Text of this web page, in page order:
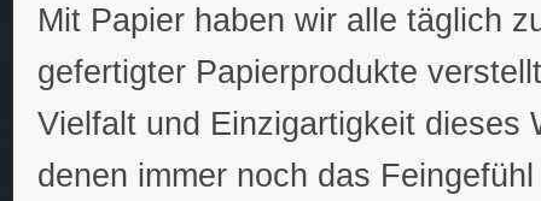
Mit Papier haben wir alle täglich
gefertigter Papierprodukte
Vielfalt und Einzigartigkeit dieses
denen immer noch das